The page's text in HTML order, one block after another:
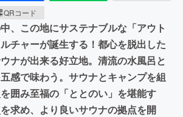
QRコード
、この地にサステナブルな「アウト
チャーが誕生する！都心を脱出した
ナが出来る好立地。清流の水風呂と
感で味わう。サウナとキャンプを組
囲み至福の「ととのい」を堪能す
求め、より良いサウナの拠点を開